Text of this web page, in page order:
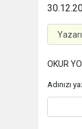
OKUR
Adınızı